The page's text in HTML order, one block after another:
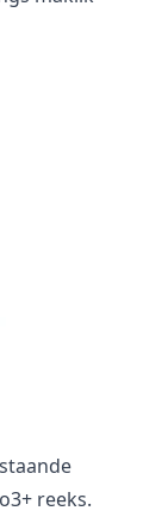
reeks.